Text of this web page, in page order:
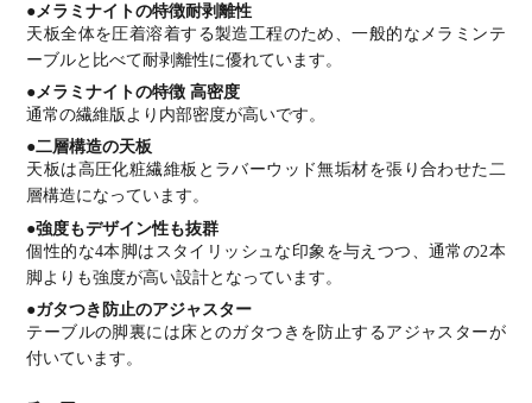
●メラミナイトの特徴耐剥離性
天板全体を圧着溶着する製造工程のため、一般的なメラミンテ
ーブルと比べて耐剥離性に優れています。
●メラミナイトの特徴 高密度
通常の繊維版より内部密度が高いです。
●二層構造の天板
天板は高圧化粧繊維板とラバーウッド無垢材を張り合わせた二
層構造になっています。
●強度もデザイン性も抜群
個性的な4本脚はスタイリッシュな印象を与えつつ、通常の2本
脚よりも強度が高い設計となっています。
●ガタつき防止のアジャスター
テーブルの脚裏には床とのガタつきを防止するアジャスターが
付いています。